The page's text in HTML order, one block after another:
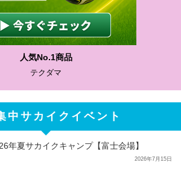
りやすい質問に沿って書ける
サカイクサッカーノート
中サカイクイベント
年夏サカイクキャンプ【富士会場】
2026年7月15日